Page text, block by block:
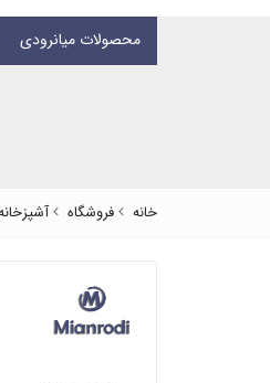
محصولات میانرودی
خانه فروشگاه